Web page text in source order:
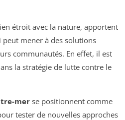
étroit avec la nature, apportent
mener à des solutions
communautés. En effet, il est
la stratégie de lutte contre le
mer se positionnent comme
tester de nouvelles approches